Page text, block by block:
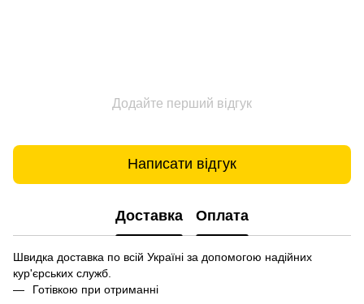
Додайте перший відгук
Написати відгук
Доставка Оплата
Швидка доставка по всій Україні за допомогою надійних
кур'єрських служб.
Готівкою при отриманні